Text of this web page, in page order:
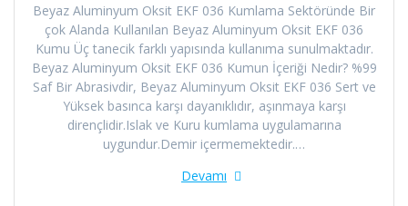
Beyaz Aluminyum Oksit EKF 036 Kumlama Sektöründe Bir
çok Alanda Kullanılan Beyaz Aluminyum Oksit EKF 036
Kumu Üç tanecik farklı yapısında kullanıma sunulmaktadır.
Beyaz Aluminyum Oksit EKF 036 Kumun İçeriği Nedir? %99
Saf Bir Abrasivdir, Beyaz Aluminyum Oksit EKF 036 Sert ve
Yüksek basınca karşı dayanıklıdır, aşınmaya karşı
dirençlidir.Islak ve Kuru kumlama uygulamarına
uygundur.Demir içermemektedir.…
Devamı